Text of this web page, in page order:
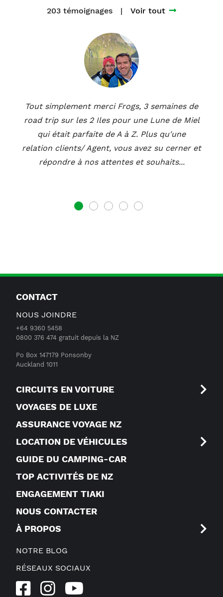
203 témoignages | Voir tout
Tout simplement merci Frogs, 3 semaines de
road trip sur les 2 Iles pour une Lune de Miel
qui était parfaite de A à Z. Plus qu'une
relation clients/ Agent, vous avez su cerner et
répondre à nos attentes et souhaits...
1 2 3 4 5
CONTACT
NOUS JOINDRE
+64 9360 5458
0800 376 474 gratuit depuis la NZ
Po Box 147179 Ponsonby
Auckland 1011
CIRCUITS EN VOITURE
VOYAGES DE LUXE
ASSURANCE VOYAGE NZ
LOCATION DE VÉHICULES
GUIDE DU CAMPING-CAR
TOP ACTIVITÉS DE NZ
ENGAGEMENT TIAKI
NOUS CONTACTER
À PROPOS
NOTRE BLOG
RÉSEAUX SOCIAUX